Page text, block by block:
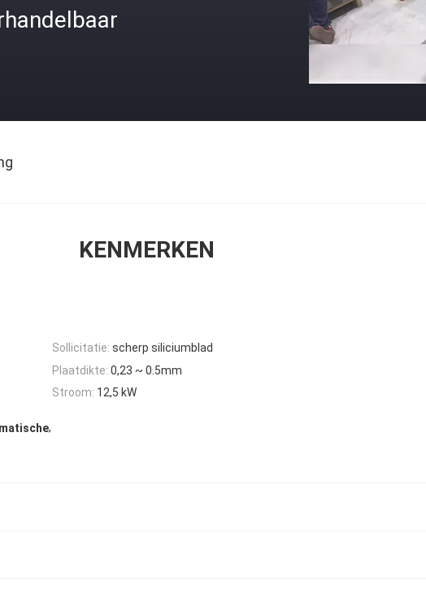
KENMERKEN
Sollicitatie: scherp siliciumblad
Plaatdikte: 0,23 ~ 0.5mm
Stroom: 12,5 kW
,